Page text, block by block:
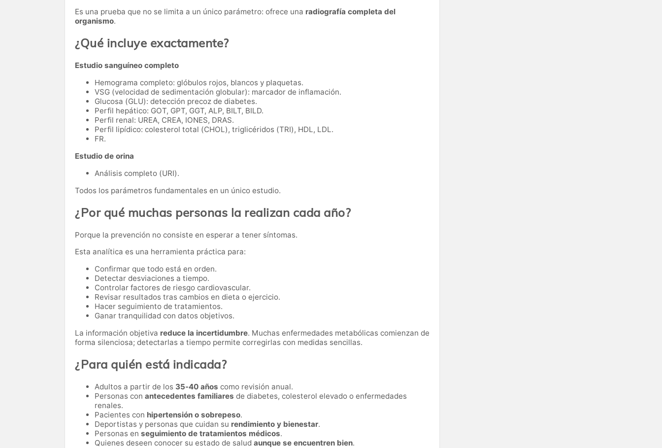
Es una prueba que no se limita a un único parámetro: ofrece una radiografía completa del
organismo.
¿Qué incluye exactamente?
Estudio sanguíneo completo
Hemograma completo: glóbulos rojos, blancos y plaquetas.
VSG (velocidad de sedimentación globular): marcador de inflamación.
Glucosa (GLU): detección precoz de diabetes.
Perfil hepático: GOT, GPT, GGT, ALP, BILT, BILD.
Perfil renal: UREA, CREA, IONES, DRAS.
Perfil lipídico: colesterol total (CHOL), triglicéridos (TRI), HDL, LDL.
FR.
Estudio de orina
Análisis completo (URI).
Todos los parámetros fundamentales en un único estudio.
¿Por qué muchas personas la realizan cada año?
Porque la prevención no consiste en esperar a tener síntomas.
Esta analítica es una herramienta práctica para:
Confirmar que todo está en orden.
Detectar desviaciones a tiempo.
Controlar factores de riesgo cardiovascular.
Revisar resultados tras cambios en dieta o ejercicio.
Hacer seguimiento de tratamientos.
Ganar tranquilidad con datos objetivos.
La información objetiva reduce la incertidumbre. Muchas enfermedades metabólicas comienzan de
forma silenciosa; detectarlas a tiempo permite corregirlas con medidas sencillas.
¿Para quién está indicada?
Adultos a partir de los 35-40 años como revisión anual.
Personas con antecedentes familiares de diabetes, colesterol elevado o enfermedades
renales.
Pacientes con hipertensión o sobrepeso.
Deportistas y personas que cuidan su rendimiento y bienestar.
Personas en seguimiento de tratamientos médicos.
Quienes deseen conocer su estado de salud aunque se encuentren bien.